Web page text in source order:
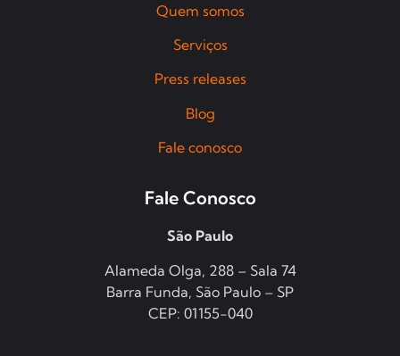
Quem somos
Serviços
Press releases
Blog
Fale conosco
Fale Conosco
São Paulo
Alameda Olga, 288 – Sala 74
Barra Funda, São Paulo – SP
CEP: 01155-040